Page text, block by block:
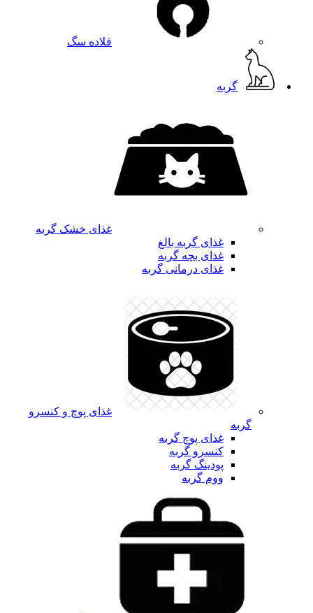
قلاده سگ
گربه
غذای خشک گربه
غذای گربه بالغ
غذای بچه گربه
غذای درمانی گربه
غذای پوچ و کنسرو
گربه
غذای پوچ گربه
کنسرو گربه
پودینگ گربه
ووم گربه